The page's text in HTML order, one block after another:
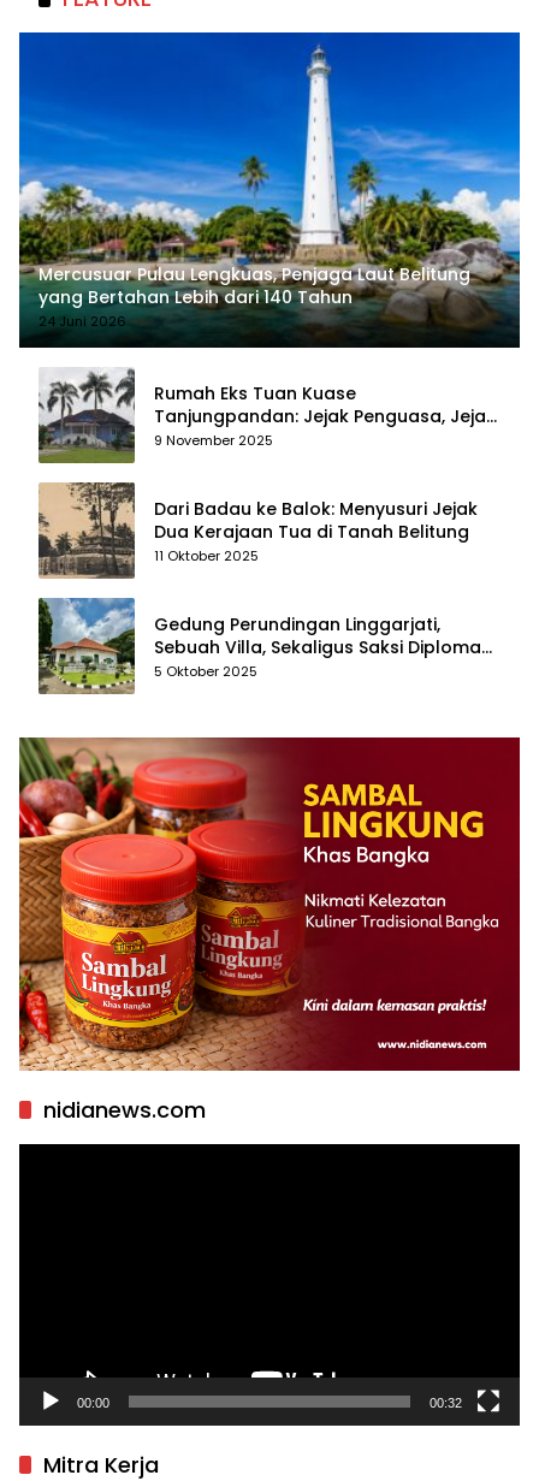
Mercusuar Pulau Lengkuas, Penjaga Laut Belitung
yang Bertahan Lebih dari 140 Tahun
24 Juni 2026
Rumah Eks Tuan Kuase
Tanjungpandan: Jejak Penguasa, Jejak
Kenangan
9 November 2025
Dari Badau ke Balok: Menyusuri Jejak
Dua Kerajaan Tua di Tanah Belitung
11 Oktober 2025
Gedung Perundingan Linggarjati,
Sebuah Villa, Sekaligus Saksi Diplomasi
yang Mengubah Arah Bangsa
5 Oktober 2025
nidianews.com
00:00 00:32
Mitra Kerja